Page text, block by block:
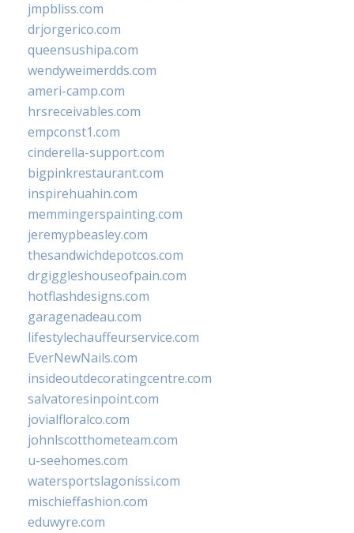
jmpbliss.com
drjorgerico.com
queensushipa.com
wendyweimerdds.com
ameri-camp.com
hrsreceivables.com
empconst1.com
cinderella-support.com
bigpinkrestaurant.com
inspirehuahin.com
memmingerspainting.com
jeremypbeasley.com
thesandwichdepotcos.com
drgiggleshouseofpain.com
hotflashdesigns.com
garagenadeau.com
lifestylechauffeurservice.com
EverNewNails.com
insideoutdecoratingcentre.com
salvatoresinpoint.com
jovialfloralco.com
johnlscotthometeam.com
u-seehomes.com
watersportslagonissi.com
mischieffashion.com
eduwyre.com